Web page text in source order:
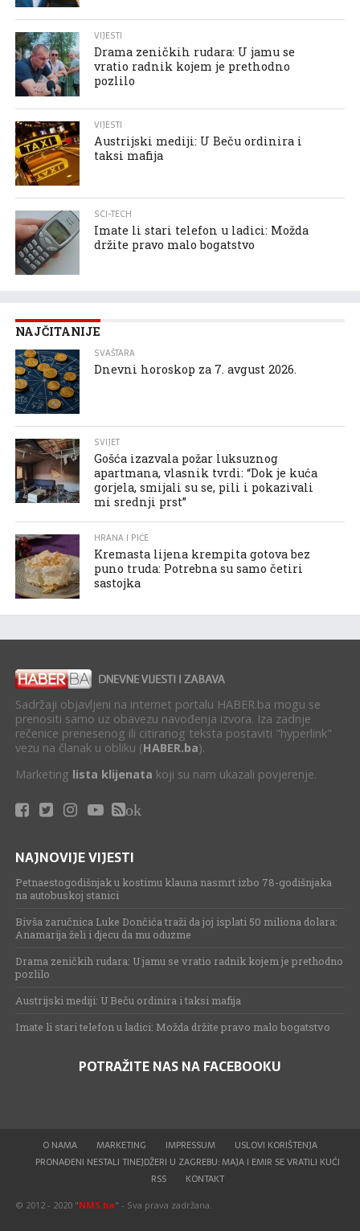
VIJESTI
Drama zeničkih rudara: U jamu se
vratio radnik kojem je prethodno
pozlilo
VIJESTI
Austrijski mediji: U Beču ordinira i
taksi mafija
SCI-TECH
Imate li stari telefon u ladici: Možda
držite pravo malo bogatstvo
NAJČITANIJE
SVAŠTARA
Dnevni horoskop za 7. avgust 2026.
SVIJET
Gošća izazvala požar luksuznog
apartmana, vlasnik tvrdi: “Dok je kuća
gorjela, smijali su se, pili i pokazivali
mi srednji prst”
HRANA I PIĆE
Kremasta lijena krempita gotova bez
puno truda: Potrebna su samo četiri
sastojka
Sadržaji objavljeni na internet portalu HABER.ba mogu se
prenositi samo uz obavezu navođenja izvora. Iza zadnje
rečenice prenesenog ili citiranog teksta postaviti "hyperlink"
vezu na članak u obliku (HABER.ba).
Marketing lista klijenata koji su nam ukazali povjerenje.
ok
NAJNOVIJE VIJESTI
Petnaestogodišnjak u kostimu klauna nasmrt izbo 78-godišnjaka
na autobuskoj stanici
Bivša zaručnica Luke Dončića traži da joj isplati 50 miliona dolara:
Anamarija želi i djecu da mu oduzme
Drama zeničkih rudara: U jamu se vratio radnik kojem je prethodno
pozlilo
Austrijski mediji: U Beču ordinira i taksi mafija
Imate li stari telefon u ladici: Možda držite pravo malo bogatstvo
POTRAŽITE NAS NA FACEBOOKU
O NAMA MARKETING IMPRESSUM
USLOVI KORIŠTENJA
PRONAĐENI NESTALI TINEJDŽERI U ZAGREBU: MAJA I EMIR SE VRATILI KUĆI
RSS
KONTAKT
© 2012 - 2020 "NMS.ba" - Sva prava zadržana.